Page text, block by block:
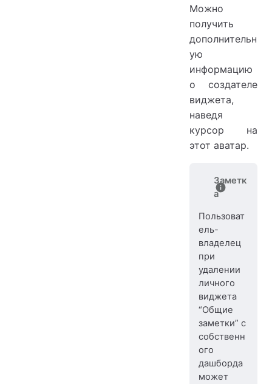
Можно
получить
дополнительн
ую
информацию
о создателе
виджета,
наведя
курсор на
этот аватар.
Заметк
а
Пользоват
ель-
владелец
при
удалении
личного
виджета
“Общие
заметки” с
собственн
ого
дашборда
может